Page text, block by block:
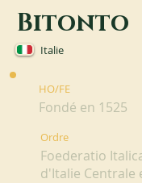
Bitonto
Italie
HO/FE
Fondé en 1525
Ordre
Foederatio
d'Italie Centrale